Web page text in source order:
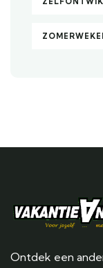
Ontdek een